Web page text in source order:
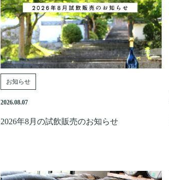
お知らせ
2026.08.07
2026年8月の試飲販売のお知らせ